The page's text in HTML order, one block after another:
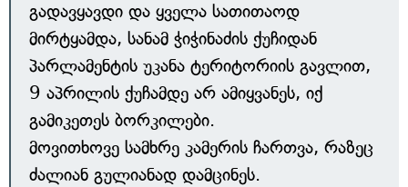
გადავყავდი და ყველა სათითაოდ
მირტყამდა, სანამ ჭიჭინაძის ქუჩიდან
პარლამენტის უკანა ტერიტორიის გავლით,
9 აპრილის ქუჩამდე არ ამიყვანეს, იქ
გამიკეთეს ბორკილები.
მოვითხოვე სამხრე კამერის ჩართვა, რაზეც
ძალიან გულიანად დამცინეს.